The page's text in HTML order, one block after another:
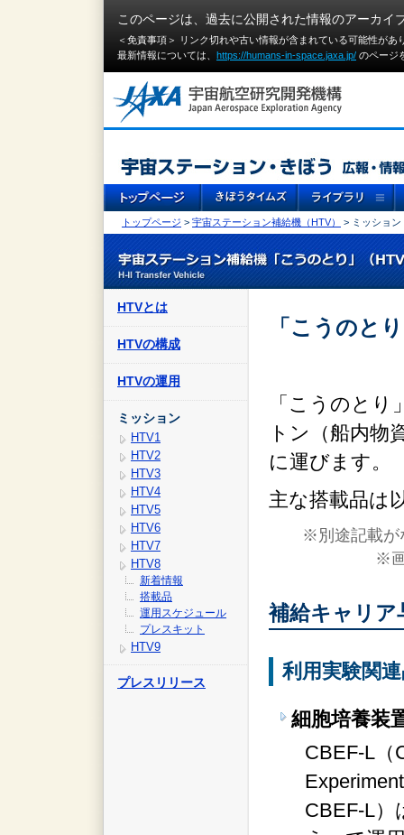
このページは、過去に公開された情報のアーカイ
＜免責事項＞ リンク切れや古い情報が含まれている可能性が
最新情報については、 https://humans-in-space.jaxa.jp/ のページ
トップページ > 宇宙ステーション補給機（HTV） > ミッショ
HTVとは
HTVの構成
HTVの運用
ミッション
HTV1
HTV2
HTV3
HTV4
HTV5
HTV6
HTV7
HTV8
新着情報
搭載品
運用スケジュール
プレスキット
HTV9
プレスリリース
「こうのと
「こうのと
トン（船内物
に運びます。
主な搭載品は
※別途記載が
※
補給キャリア
利用実験関
細胞培養装
CBEF-L（
CBEF-L）